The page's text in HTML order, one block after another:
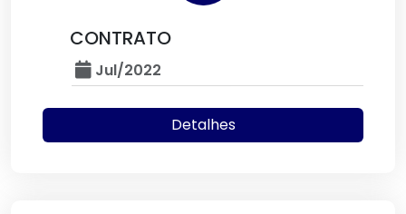
CONTRATO
Jul/2022
Detalhes